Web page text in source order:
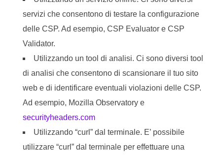
servizi che consentono di testare la configurazione
delle CSP. Ad esempio, CSP Evaluator e CSP
Validator.
Utilizzando un tool di analisi. Ci sono diversi tool
di analisi che consentono di scansionare il tuo sito
web e di identificare eventuali violazioni delle CSP.
Ad esempio, Mozilla Observatory e
securityheaders.com
Utilizzando “curl” dal terminale. E’ possibile
utilizzare “curl” dal terminale per effettuare una